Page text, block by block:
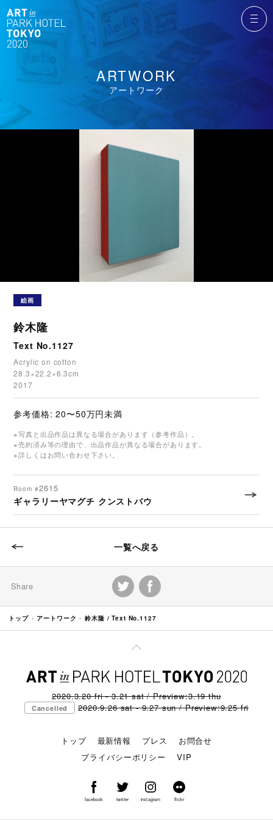
ARTWORK
アートワーク
絵画
鈴木隆
Text No.1127
Acrylic on cotton
28.3×22.2×6.3cm
2017
参考価格: 20〜50万円未満
※写真と出品作品は異なる場合があります（参考作品）。
※売約済み等の理由で、出品作品が異なる場合があります。
※詳しくはお問い合わせ下さい。
Room #2615
ギャラリーヤマグチ クンストバウ
一覧へ戻る
Share
トップ アートワーク 鈴木隆 / Text No.1127
2020.3.20 fri - 3.21 sat / Preview:3.19 thu
Cancelled 2020.9.26 sat - 9.27 sun / Preview:9.25 fri
トップ 最新情報 プレス
お問合せ
プライバシーポリシー
VIP